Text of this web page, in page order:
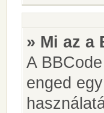
» Mi az a
A
enged